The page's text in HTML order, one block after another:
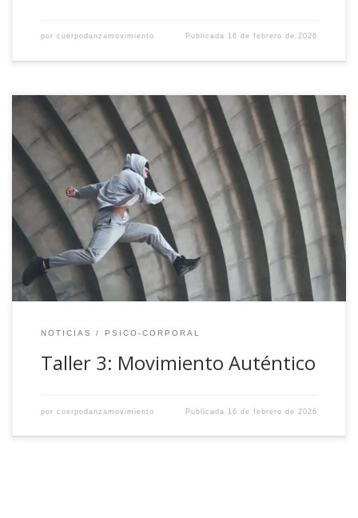
por cuerpodanzamovimiento Publicada 16 de febrero de 2026
NOTICIAS PSICO-CORPORAL
Taller 3: Movimiento Auténtico
por cuerpodanzamovimiento Publicada 16 de febrero de 2026